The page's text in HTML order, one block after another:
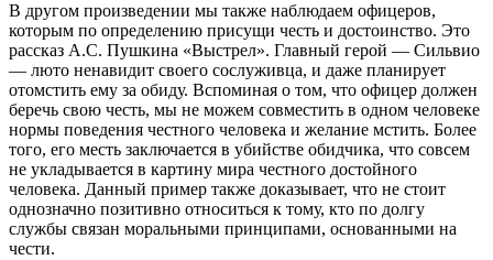
В другом произведении мы также наблюдаем офицеров,
которым по определению присущи честь и достоинство. Это
рассказ А.С. Пушкина «Выстрел». Главный герой — Сильвио
— люто ненавидит своего сослуживца, и даже планирует
отомстить ему за обиду. Вспоминая о том, что офицер должен
беречь свою честь, мы не можем совместить в одном человеке
нормы поведения честного человека и желание мстить. Более
того, его месть заключается в убийстве обидчика, что совсем
не укладывается в картину мира честного достойного
человека. Данный пример также доказывает, что не стоит
однозначно позитивно относиться к тому, кто по долгу
службы связан моральными принципами, основанными на
чести.